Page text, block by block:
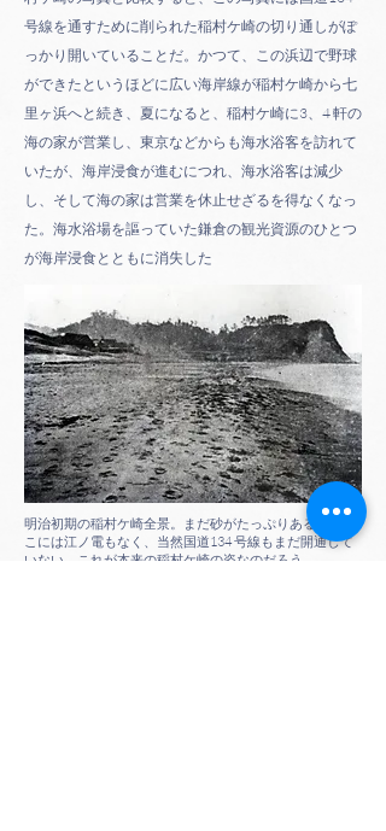
号線を通すために削られた稲村ケ崎の切り通しがぽ
っかり開いていることだ。かつて、この浜辺で野球
ができたというほどに広い海岸線が稲村ケ崎から七
里ヶ浜へと続き、夏になると、稲村ケ崎に3、4 軒の
海の家が営業し、東京などからも海水浴客を訪れて
いたが、海岸浸食が進むにつれ、海水浴客は減少
し、そして海の家は営業を休止せざるを得なくなっ
た。海水浴場を謳っていた鎌倉の観光資源のひとつ
が海岸浸食とともに消失した
明治初期の稲村ケ崎全景。まだ砂がたっぷりあるが、そ
こには江ノ電もなく、当然国道134 号線もまだ開通して
いない。これが本来の稲村ケ崎の姿なのだろう。